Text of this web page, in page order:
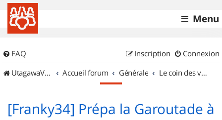
Menu
FAQ Connexion
Inscription
UtagawaVTT (Randos VTT et VTTAE avec traces GPS)
Accueil forum Générale Le coin des vidéastes
[Franky34] Prépa la Garoutade à